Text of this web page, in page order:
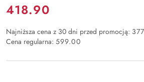
Cena:
418.90
Najniższa cena z 30 dni przed promocją:
Cena regularna: 599.00